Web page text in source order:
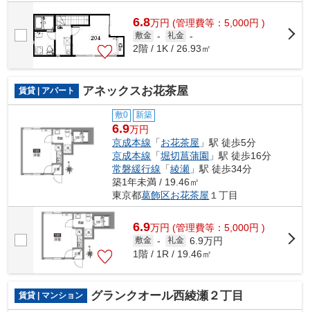
6.8万円 (管理費等：5,000円 )
敷金 - 礼金 -
2階 / 1K / 26.93㎡
賃貸 | アパート アネックスお花茶屋
敷0 新築
6.9万円
京成本線 「お花茶屋 」駅 徒歩5分
京成本線 「堀切菖蒲園 」駅 徒歩16分
常磐緩行線 「綾瀬 」駅 徒歩34分
築1年未満 / 19.46㎡
東京都葛飾区お花茶屋 １丁目
6.9万円 (管理費等：5,000円 )
敷金 - 礼金 6.9万円
1階 / 1R / 19.46㎡
賃貸 | マンション グランクオール西綾瀬２丁目